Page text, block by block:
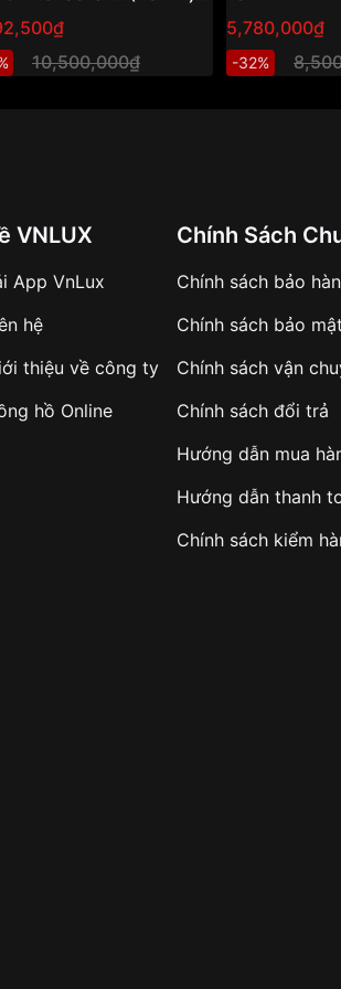
hồ nam cơ hở tim, mặt
sang trọng
10,500,000₫
5,780,000₫
-32%
VNLUX
App VnLux
hệ
thiệu về công ty
hồ Online
Chính Sách
Chính sách bảo
Chính sách bảo mật
Chính sách vận
Chính sách đổi trả
Hướng dẫn mua
Hướng dẫn thanh
Chính sách kiểm